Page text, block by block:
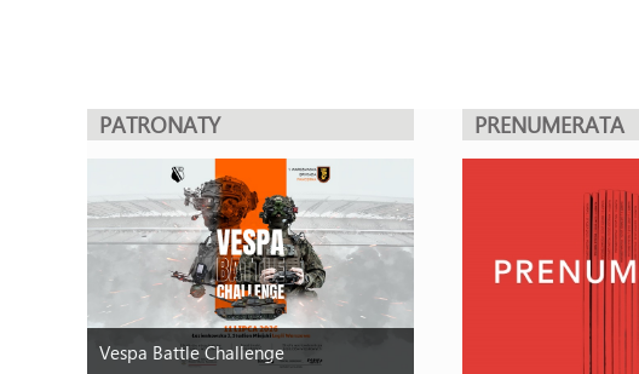
PATRONATY
Vespa Battle Challenge
PRENUMERATA